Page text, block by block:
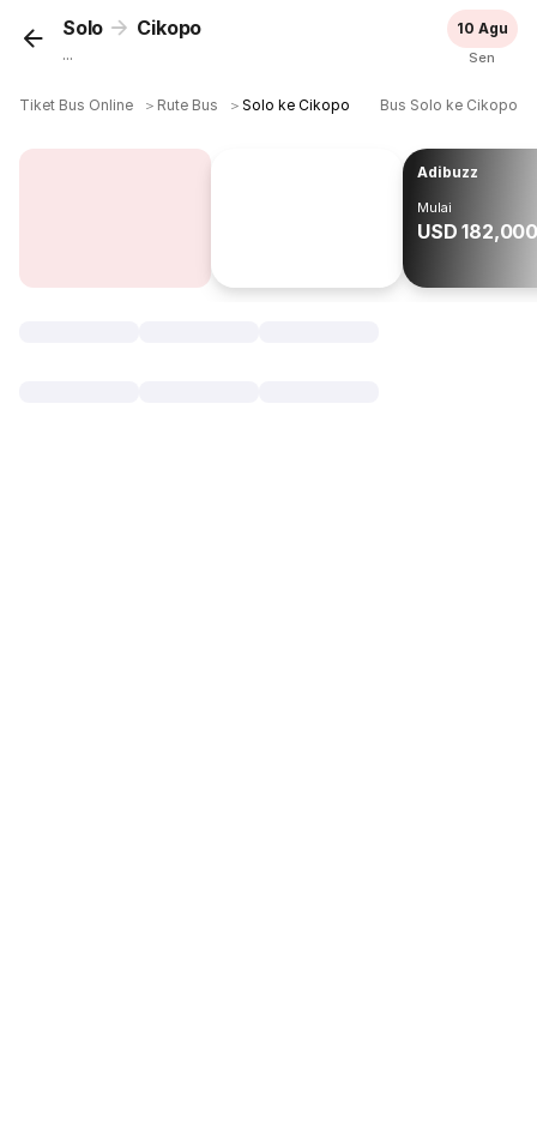
Solo Cikopo
...
10 Agu
Sen
Tiket Bus Online ＞ Rute Bus ＞ Solo ke Cikopo Bus Solo ke Cikopo
Adibuzz
Mulai
USD